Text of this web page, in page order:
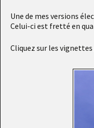
Une de mes versions
Celui-ci est fretté en
Cliquez sur les